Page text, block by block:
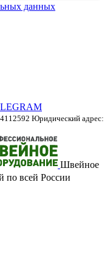
данных
Юридический адрес:
Швейное
по всей России